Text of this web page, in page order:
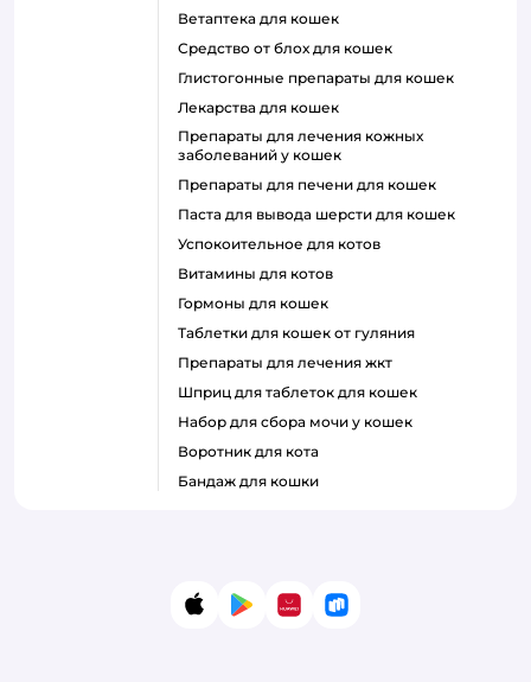
ветаптека для кошек
средство от блох для кошек
глистогонные препараты для кошек
лекарства для кошек
препараты для лечения кожных
заболеваний у кошек
препараты для печени для кошек
паста для вывода шерсти для кошек
успокоительное для котов
витамины для котов
гормоны для кошек
таблетки для кошек от гуляния
препараты для лечения жкт
шприц для таблеток для кошек
набор для сбора мочи у кошек
воротник для кота
бандаж для кошки
App StoreGoogle Play
AppGallery
RuStore